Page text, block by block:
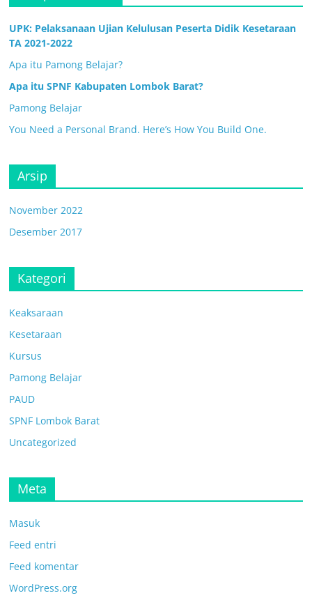
UPK: Pelaksanaan Ujian Kelulusan Peserta Didik Kesetaraan
TA 2021-2022
Apa itu Pamong Belajar?
Apa itu SPNF Kabupaten Lombok Barat?
Pamong Belajar
You Need a Personal Brand. Here’s How You Build One.
Arsip
November 2022
Desember 2017
Kategori
Keaksaraan
Kesetaraan
Kursus
Pamong Belajar
PAUD
SPNF Lombok Barat
Uncategorized
Meta
Masuk
Feed entri
Feed komentar
WordPress.org